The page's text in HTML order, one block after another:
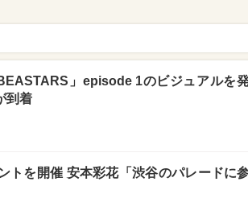
」episode 1のビジュアルを
到着
トを開催 安本彩花「渋谷のパレードに